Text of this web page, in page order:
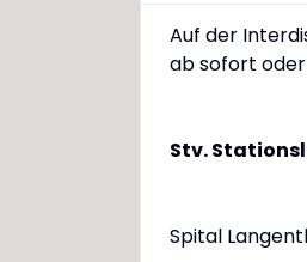
Auf der
ab sofort
Stv.
Spital